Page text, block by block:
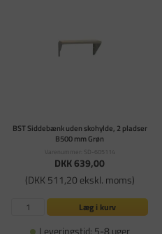
BST Siddebænk uden skohylde, 2 pladser
B500 mm Grøn
Varenummer: SD-605114
DKK 639,00
(DKK 511,20 ekskl. moms)
Læg i kurv
Leveringstid: 5-8 uger